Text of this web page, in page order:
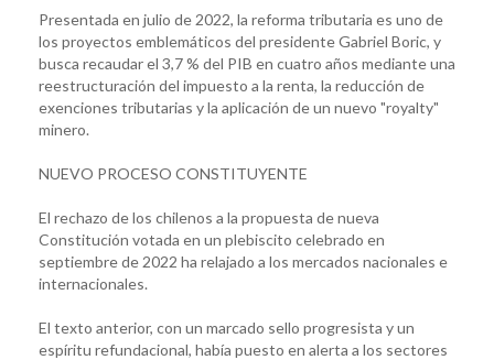
Presentada en julio de 2022, la reforma tributaria es uno de
los proyectos emblemáticos del presidente Gabriel Boric, y
busca recaudar el 3,7 % del PIB en cuatro años mediante una
reestructuración del impuesto a la renta, la reducción de
exenciones tributarias y la aplicación de un nuevo "royalty"
minero.
NUEVO PROCESO CONSTITUYENTE
El rechazo de los chilenos a la propuesta de nueva
Constitución votada en un plebiscito celebrado en
septiembre de 2022 ha relajado a los mercados nacionales e
internacionales.
El texto anterior, con un marcado sello progresista y un
espíritu refundacional, había puesto en alerta a los sectores